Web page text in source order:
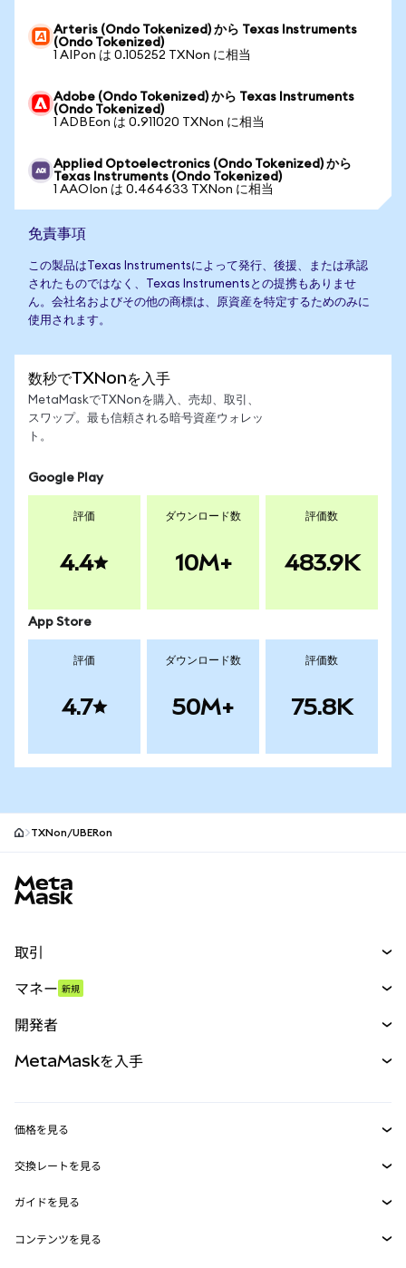
Arteris (Ondo Tokenized) から Texas Instruments
(Ondo Tokenized)
1 AIPon は 0.105252 TXNon に相当
Adobe (Ondo Tokenized) から Texas Instruments
(Ondo Tokenized)
1 ADBEon は 0.911020 TXNon に相当
Applied Optoelectronics (Ondo Tokenized) から
Texas Instruments (Ondo Tokenized)
1 AAOIon は 0.464633 TXNon に相当
免責事項
この製品はTexas Instrumentsによって発行、後援、または承認
されたものではなく、Texas Instrumentsとの提携もありませ
ん。会社名およびその他の商標は、原資産を特定するためのみに
使用されます。
数秒でTXNonを入手
MetaMaskでTXNonを購入、売却、取引、
スワップ。最も信頼される暗号資産ウォレッ
ト。
Google Play
評価
4.4
ダウンロード数
10M+
評価数
483.9K
App Store
評価
4.7
ダウンロード数
50M+
評価数
75.8K
TXNon/UBERon
取引
パーペチュアル
RWA
マネー 新規
開発者
MetaMask Connect
Snaps
Web3サービス
MetaMaskを入手
セキュリティ
サポート
価格を見る
イーサリアムの価格
Solanaの価格
交換レートを見る
ETH→USD
USDT→INR
ガイドを見る
ETHの購入
コンテンツを見る